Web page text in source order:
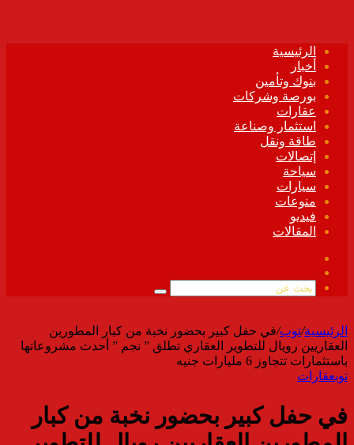
الرئيسية
أخبار
بنوك وتأمين
بورصة وشركات
عقارات
استثمار وصناعة
طاقة ونقل
إتصالات
سياحة
سيارات
منوعات
فيديو
المقالات
الموقع
بحث
الرئيسية/توب/في حفل كبير بحضور نخبة من كبار المطورين
العقاريين رويال للتطوير العقاري تطلق ” نجم ” أحدث مشروعاتها
باستثمارات تتجاوز 6 مليارات جنيه
توبعقارات
في حفل كبير بحضور نخبة من كبار